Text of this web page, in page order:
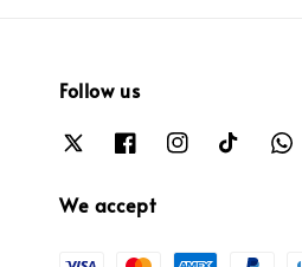
Follow us
We accept